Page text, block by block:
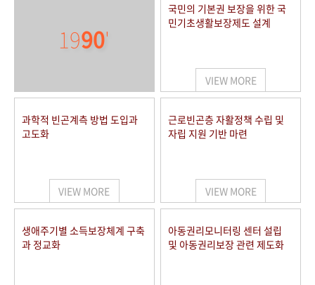
1990'
국민의 기본권 보장을 위한 국
민기초생활보장제도 설계
VIEW MORE
과학적 빈곤계측 방법 도입과
고도화
VIEW MORE
근로빈곤층 자활정책 수립 및
자립 지원 기반 마련
VIEW MORE
생애주기별 소득보장체계 구축
과 정교화
아동권리모니터링 센터 설립
및 아동권리보장 관련 제도화